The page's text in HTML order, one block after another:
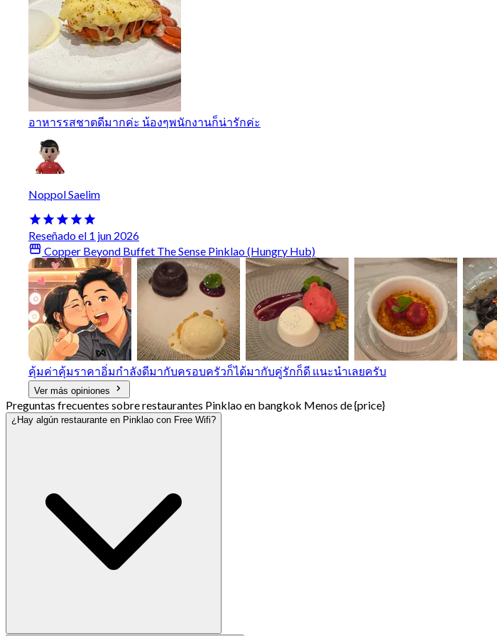
อาหารรสชาตดีมากค่ะ น้องๆพนักงานก็น่ารักค่ะ
Noppol Saelim
Reseñado el 1 jun 2026
Copper Beyond Buffet The Sense Pinklao (Hungry Hub)
คุ้มค่าคุ้มราคาอิ่มกําลังดีมากับครอบครัวก็ได้มากับคู่รักก็ดี แนะนําเลยครับ
Ver más opiniones
Preguntas frecuentes sobre restaurantes Pinklao en bangkok Menos de {price}
¿Hay algún restaurante en Pinklao con Free Wifi?